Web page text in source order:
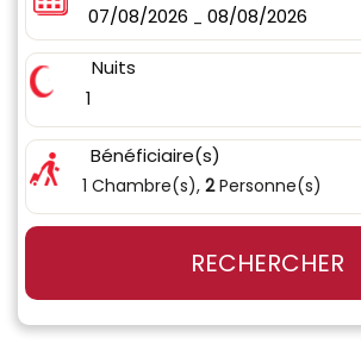
07/08/2026 - 08/08/2026
Nuits
1
Bénéficiaire(s)
1 Chambre(s), 2Personne(s)
RECHERCHER